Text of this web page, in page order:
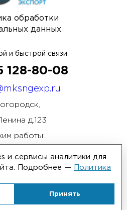
обработки
данных
и быстрой связи
128-80-08
д.123
работы:
и сервисы аналитики для
Подробнее —
Политика
Принять